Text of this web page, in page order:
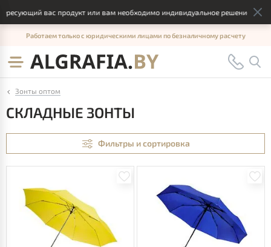
вас продукт или вам необходимо индивидуальное решение,
Работаем только с юридическими лицами по безналичному расчету
Зонты оптом
СКЛАДНЫЕ ЗОНТЫ
Фильтры и сортировка